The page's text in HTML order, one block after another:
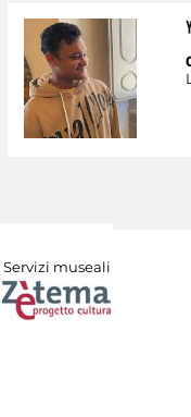
Servizi museali